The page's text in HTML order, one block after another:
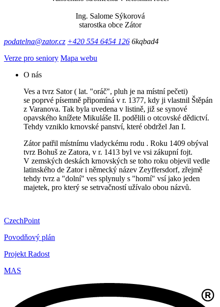
Ing. Salome Sýkorová
starostka obce Zátor
podatelna@zator.cz +420 554 6454 126 6kqbad4
Verze pro seniory Mapa webu
O nás
Ves a tvrz Sator ( lat. "oráč", pluh je na místní pečeti)
se poprvé písemně připomíná v r. 1377, kdy ji vlastnil Štěpán
z Varanova. Tak byla uvedena v listině, již se synové
opavského knížete Mikuláše II. podělili o otcovské dědictví.
Tehdy vzniklo krnovské panství, které obdržel Jan I.
Zátor patřil místnímu vladyckému rodu . Roku 1409 obýval
tvrz Bohuš ze Zatora, v r. 1413 byl ve vsi zákupní fojt.
V zemských deskách krnovských se toho roku objevil vedle
latinského de Zator i německý název Zeyffersdorf, zřejmě
tehdy tvrz a "dolní" ves splynuly s "horní" vsí jako jeden
majetek, pro který se setrvačností užívalo obou názvů.
CzechPoint
Povodňový plán
Projekt Radost
MAS